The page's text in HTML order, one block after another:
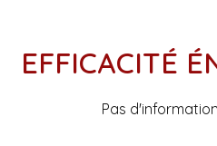
EFFICACITÉ
Pas